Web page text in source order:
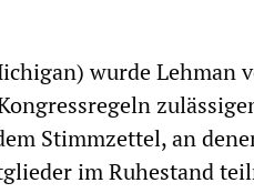
wurde Lehman
Stimmzettel, an
im Ruhestand